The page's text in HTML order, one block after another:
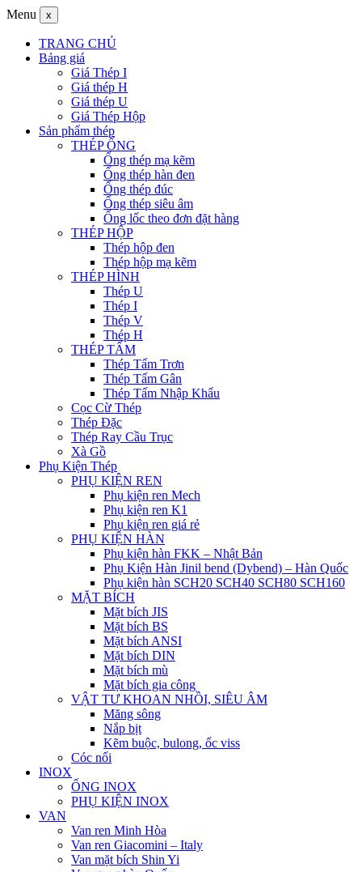
Menu x
TRANG CHỦ
Bảng giá
Giá Thép I
Giá thép H
Giá thép U
Giá Thép Hộp
Sản phẩm thép
THÉP ỐNG
Ống thép mạ kẽm
Ống thép hàn đen
Ống thép đúc
Ống thép siêu âm
Ống lốc theo đơn đặt hàng
THÉP HỘP
Thép hộp đen
Thép hộp mạ kẽm
THÉP HÌNH
Thép U
Thép I
Thép V
Thép H
THÉP TẤM
Thép Tấm Trơn
Thép Tấm Gân
Thép Tấm Nhập Khẩu
Cọc Cừ Thép
Thép Đặc
Thép Ray Cầu Trục
Xà Gồ
Phụ Kiện Thép
PHỤ KIỆN REN
Phụ kiện ren Mech
Phụ kiện ren K1
Phụ kiện ren giá rẻ
PHỤ KIỆN HÀN
Phụ kiện hàn FKK – Nhật Bản
Phụ Kiện Hàn Jinil bend (Dybend) – Hàn Quốc
Phụ kiện hàn SCH20 SCH40 SCH80 SCH160
MẶT BÍCH
Mặt bích JIS
Mặt bích BS
Mặt bích ANSI
Mặt bích DIN
Mặt bích mù
Mặt bích gia công
VẬT TƯ KHOAN NHỒI, SIÊU ÂM
Măng sông
Nắp bịt
Kẽm buộc, bulong, ốc viss
Cóc nối
INOX
ỐNG INOX
PHỤ KIỆN INOX
VAN
Van ren Minh Hòa
Van ren Giacomini – Italy
Van mặt bích Shin Yi